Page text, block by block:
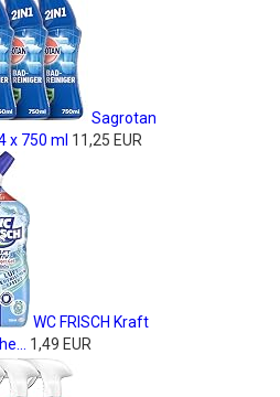
Sagrotan
x 750 ml 11,25 EUR
WC FRISCH Kraft
1,49 EUR